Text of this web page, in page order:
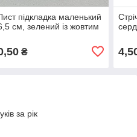
підкладка маленький
см, зелений із жовтим
₴
за рік